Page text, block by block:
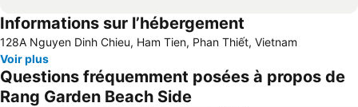
Informations sur l’hébergement
128A Nguyen Dinh Chieu, Ham Tien, Phan Thiết, Vietnam
Voir plus
Questions fréquemment posées à propos de
Rang Garden Beach Side